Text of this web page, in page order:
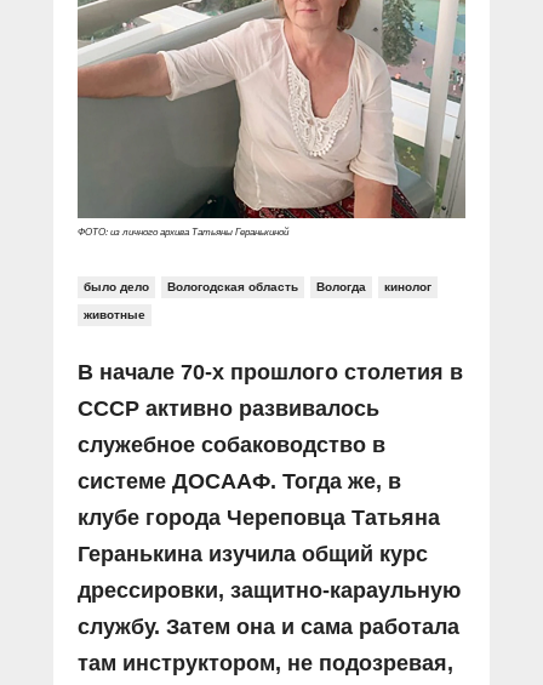
Социальные ролики
Документальные фильмы
Прямой разговор
В знании сила
Специальный репортаж
Газета «Щит и меч»
Журнал «Полиция России»
О ПОРТАЛЕ
Контакты
ФОТО: из личного архива Татьяны Геранькиной
было дело Вологодская область Вологда кинолог
животные
В начале 70-х прошлого столетия в
СССР активно развивалось
служебное собаководство в
системе ДОСААФ. Тогда же, в
клубе города Череповца Татьяна
Геранькина изучила общий курс
дрессировки, защитно-караульную
службу. Затем она и сама работала
там инструктором, не подозревая,